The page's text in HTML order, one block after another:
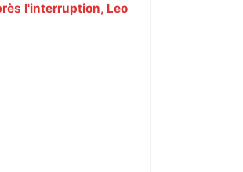
l'interruption, Leo